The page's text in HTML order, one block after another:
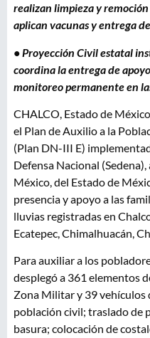
realizan limpieza y
aplican vacunas y entrega
• Proyección Civil estatal
coordina la entrega de
monitoreo permanente en
CHALCO, Estado de
el Plan de Auxilio a la
(Plan DN-III E)
Defensa Nacional
México, del Estado de
presencia y apoyo a las
lluvias registradas en
Ecatepec, Chimalhuacán,
Para auxiliar a los
desplegó a 361 elementos
Zona Militar y 39 vehículos
población civil; traslado de
basura; colocación de